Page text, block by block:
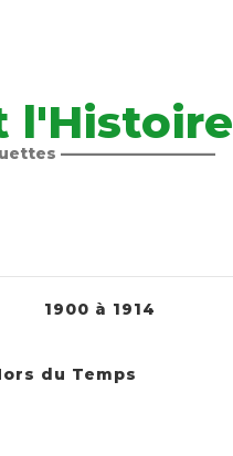
l'Histoire
——————————
1900 à 1914
du Temps